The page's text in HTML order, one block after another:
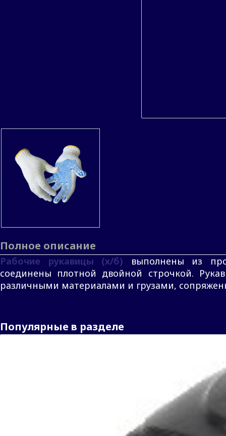
Полное описание
Рабочие рукавицы (х/б) выполнены из
соединены плотной двойной строчкой.
различными материалами и грузами,
Популярные в разделе